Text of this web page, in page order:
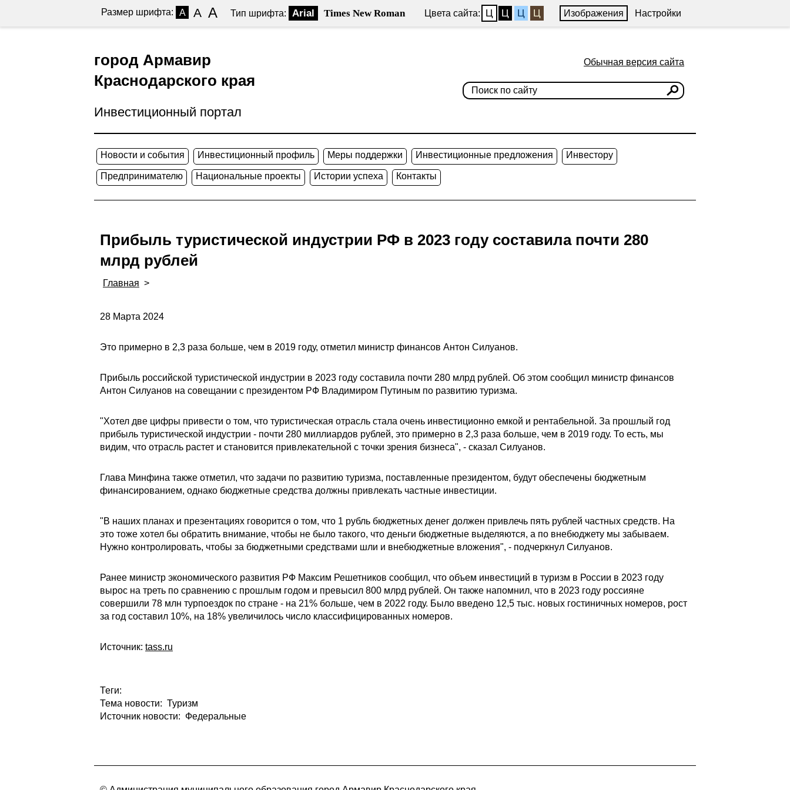
Размер шрифта: A A A Тип шрифта: Arial Times New Roman Цвета сайта: Ц Ц Ц Ц Изображения Настройки
город Армавир
Краснодарского края
Инвестиционный портал
Обычная версия сайта
Новости и события Инвестиционный профиль Меры поддержки Инвестиционные предложения Инвестору
Предпринимателю Национальные проекты Истории успеха Контакты
Прибыль туристической индустрии РФ в 2023 году составила почти 280
млрд рублей
Главная >
28 Марта 2024
Это примерно в 2,3 раза больше, чем в 2019 году, отметил министр финансов Антон Силуанов.
Прибыль российской туристической индустрии в 2023 году составила почти 280 млрд рублей. Об этом сообщил министр финансов
Антон Силуанов на совещании с президентом РФ Владимиром Путиным по развитию туризма.
"Хотел две цифры привести о том, что туристическая отрасль стала очень инвестиционно емкой и рентабельной. За прошлый год
прибыль туристической индустрии - почти 280 миллиардов рублей, это примерно в 2,3 раза больше, чем в 2019 году. То есть, мы
видим, что отрасль растет и становится привлекательной с точки зрения бизнеса", - сказал Силуанов.
Глава Минфина также отметил, что задачи по развитию туризма, поставленные президентом, будут обеспечены бюджетным
финансированием, однако бюджетные средства должны привлекать частные инвестиции.
"В наших планах и презентациях говорится о том, что 1 рубль бюджетных денег должен привлечь пять рублей частных средств. На
это тоже хотел бы обратить внимание, чтобы не было такого, что деньги бюджетные выделяются, а по внебюджету мы забываем.
Нужно контролировать, чтобы за бюджетными средствами шли и внебюджетные вложения", - подчеркнул Силуанов.
Ранее министр экономического развития РФ Максим Решетников сообщил, что объем инвестиций в туризм в России в 2023 году
вырос на треть по сравнению с прошлым годом и превысил 800 млрд рублей. Он также напомнил, что в 2023 году россияне
совершили 78 млн турпоездок по стране - на 21% больше, чем в 2022 году. Было введено 12,5 тыс. новых гостиничных номеров, рост
за год составил 10%, на 18% увеличилось число классифицированных номеров.
Источник: tass.ru
Теги:
Тема новости: Туризм
Источник новости: Федеральные